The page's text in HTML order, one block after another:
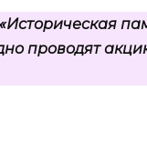
проводят